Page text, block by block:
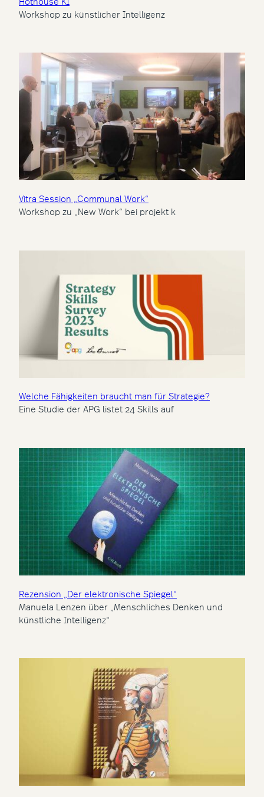
Workshop zu künstlicher Intelligenz
Vitra Session „Communal Work“
Workshop zu „New Work“ bei projekt k
Welche Fähigkeiten braucht man für Strategie?
Eine Studie der APG listet 24 Skills auf
Rezension „Der elektronische Spiegel“
Manuela Lenzen über „Menschliches Denken und
künstliche Intelligenz“